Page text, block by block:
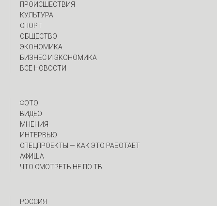
ПРОИСШЕСТВИЯ
КУЛЬТУРА
СПОРТ
ОБЩЕСТВО
ЭКОНОМИКА
БИЗНЕС И ЭКОНОМИКА
ВСЕ НОВОСТИ
ФОТО
ВИДЕО
МНЕНИЯ
ИНТЕРВЬЮ
CПЕЦПРОЕКТЫ — КАК ЭТО РАБОТАЕТ
АФИША
ЧТО СМОТРЕТЬ НЕ ПО ТВ
РОССИЯ